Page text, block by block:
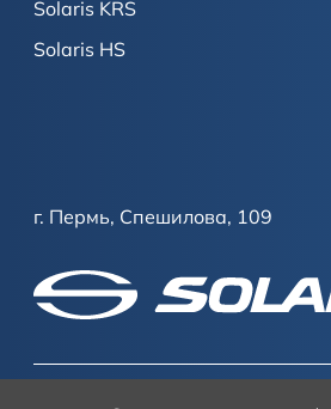
Solaris KRS
Solaris HS
г. Пермь, Спешилова, 109